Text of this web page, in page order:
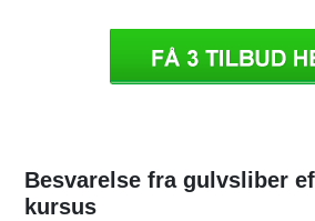
Besvarelse fra gulvsliber
kursus